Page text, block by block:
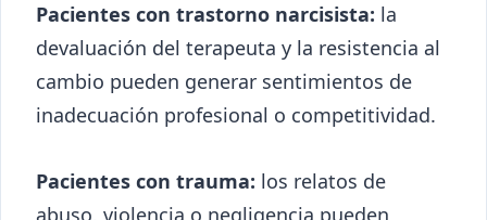
Pacientes con trastorno narcisista: la
devaluación del terapeuta y la resistencia al
cambio pueden generar sentimientos de
inadecuación profesional o competitividad.
Pacientes con trauma: los relatos de